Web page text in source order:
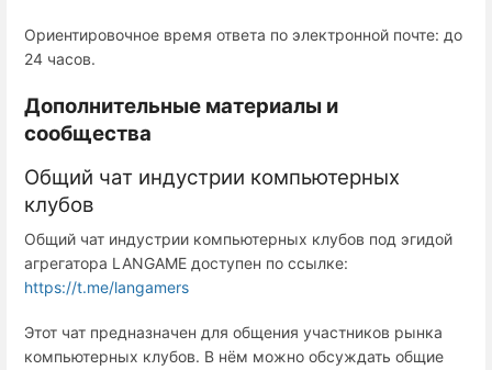
Ориентировочное время ответа по электронной почте: до
24 часов.
Дополнительные материалы и
сообщества
Общий чат индустрии компьютерных
клубов
Общий чат индустрии компьютерных клубов под эгидой
агрегатора LANGAME доступен по ссылке:
https://t.me/langamers
Этот чат предназначен для общения участников рынка
компьютерных клубов. В нём можно обсуждать общие